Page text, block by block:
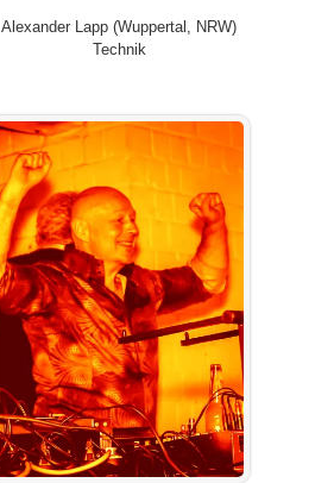
Alexander Lapp (Wuppertal, NRW)
Technik